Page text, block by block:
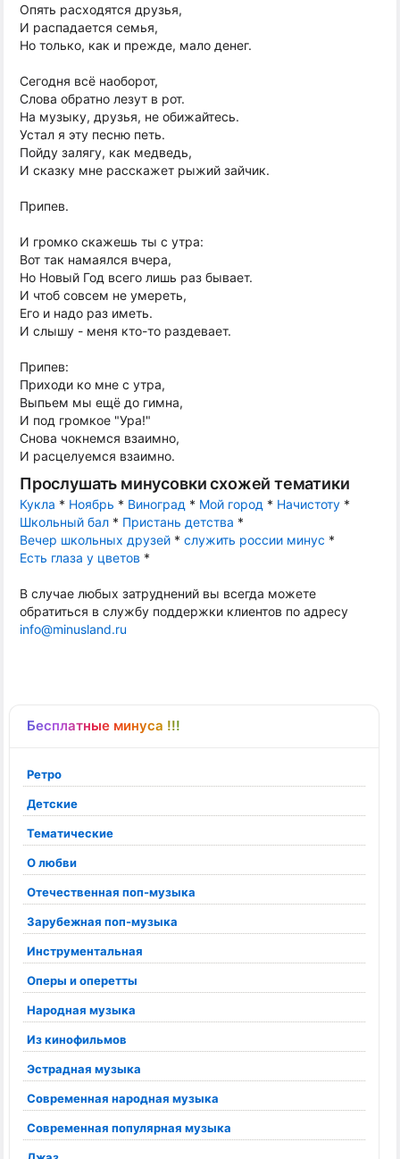
Бесплатные минуса !!!
Ретро
Детские
Тематические
О любви
Отечественная поп-музыка
Зарубежная поп-музыка
Инструментальная
Оперы и оперетты
Народная музыка
Из кинофильмов
Эстрадная музыка
Современная народная музыка
Современная популярная музыка
Опять расходятся друзья,
И распадается семья,
Но только, как и прежде, мало денег.
Сегодня всё наоборот,
Слова обратно лезут в рот.
На музыку, друзья, не обижайтесь.
Устал я эту песню петь.
Пойду залягу, как медведь,
И сказку мне расскажет рыжий зайчик.
Припев.
И громко скажешь ты с утра:
Вот так намаялся вчера,
Но Новый Год всего лишь раз бывает.
И чтоб совсем не умереть,
Его и надо раз иметь.
И слышу - меня кто-то раздевает.
Припев:
Приходи ко мне с утра,
Выпьем мы ещё до гимна,
И под громкое "Ура!"
Снова чокнемся взаимно,
И расцелуемся взаимно.
Прослушать минусовки схожей тематики
Кукла * Ноябрь * Виноград * Мой город * Начистоту *
Школьный бал * Пристань детства *
Вечер школьных друзей * служить россии минус *
Есть глаза у цветов *
В случае любых затруднений вы всегда можете
обратиться в службу поддержки клиентов по адресу
info@minusland.ru